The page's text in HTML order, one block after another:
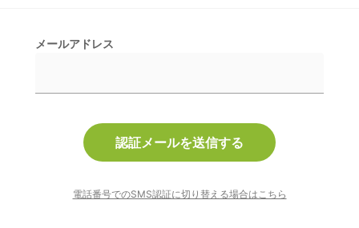
メールアドレス
認証メールを送信する
電話番号でのSMS認証に切り替える場合はこちら